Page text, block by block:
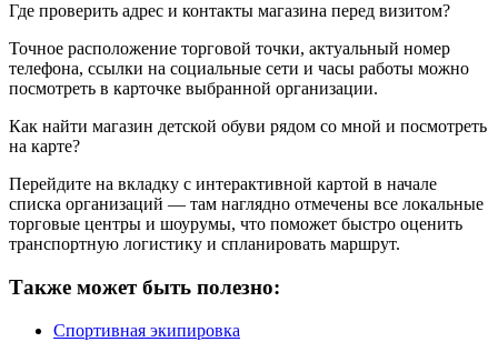
Где проверить адрес и контакты магазина перед визитом?
Точное расположение торговой точки, актуальный номер
телефона, ссылки на социальные сети и часы работы можно
посмотреть в карточке выбранной организации.
Как найти магазин детской обуви рядом со мной и посмотреть
на карте?
Перейдите на вкладку с интерактивной картой в начале
списка организаций — там наглядно отмечены все локальные
торговые центры и шоурумы, что поможет быстро оценить
транспортную логистику и спланировать маршрут.
Также может быть полезно:
Спортивная экипировка